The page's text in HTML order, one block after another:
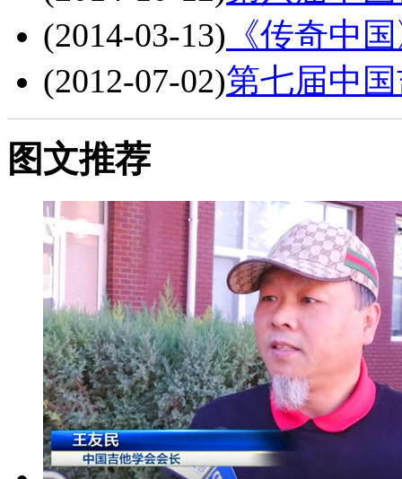
(2014-03-13) 《传奇中
(2012-07-02)第七届中
图文推荐